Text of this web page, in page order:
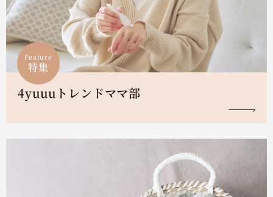
Feature
特集
4yuuuトレンドママ部